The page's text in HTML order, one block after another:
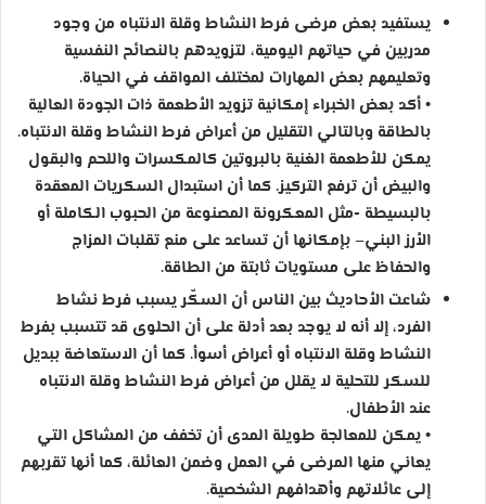
يستفيد بعض مرضى فرط النشاط وقلة الانتباه من وجود
مدربين في حياتهم اليومية، لتزويدهم بالنصائح النفسية
وتعليمهم بعض المهارات لمختلف المواقف في الحياة.
• أكد بعض الخبراء إمكانية تزويد الأطعمة ذات الجودة العالية
بالطاقة وبالتالي التقليل من أعراض فرط النشاط وقلة الانتباه.
يمكن للأطعمة الغنية بالبروتين كالمكسرات واللحم والبقول
والبيض أن ترفع التركيز. كما أن استبدال السكريات المعقدة
بالبسيطة -مثل المعكرونة المصنوعة من الحبوب الكاملة أو
الأرز البني– بإمكانها أن تساعد على منع تقلبات المزاج
والحفاظ على مستويات ثابتة من الطاقة.
شاعت الأحاديث بين الناس أن السكّر يسبب فرط نشاط
الفرد، إلا أنه لا يوجد بعد أدلة على أن الحلوى قد تتسبب بفرط
النشاط وقلة الانتباه أو أعراض أسوأ. كما أن الاستعاضة ببديل
للسكر للتحلية لا يقلل من أعراض فرط النشاط وقلة الانتباه
عند الأطفال.
• يمكن للمعالجة طويلة المدى أن تخفف من المشاكل التي
يعاني منها المرضى في العمل وضمن العائلة، كما أنها تقربهم
إلى عائلاتهم وأهدافهم الشخصية.